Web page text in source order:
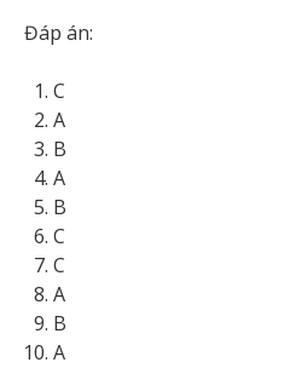
Đáp án:
C
A
B
A
B
C
C
A
B
A